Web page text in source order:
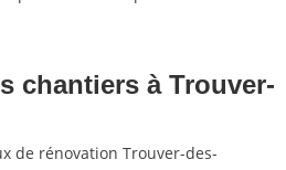
chantiers à Trouver-
de rénovation Trouver-des-